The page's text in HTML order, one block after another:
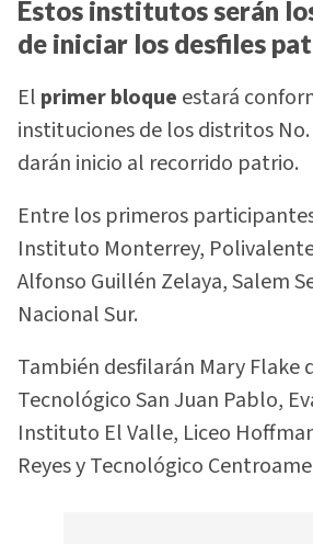
Estos institutos serán
de iniciar los desfiles
El primer bloque estará
instituciones de los distritos No.
darán inicio al recorrido patrio.
Entre los primeros
Instituto Monterrey,
Alfonso Guillén Zelaya, Salem
Nacional Sur.
También desfilarán Mary Flake
Tecnológico San Juan Pablo,
Instituto El Valle, Liceo
Reyes y Tecnológico